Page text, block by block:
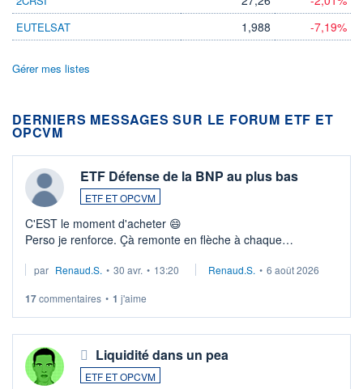
EUTELSAT 1,988 -7,19%
Gérer mes listes
DERNIERS MESSAGES SUR LE FORUM ETF ET
OPCVM
ETF Défense de la BNP au plus bas
ETF ET OPCVM
C'EST le moment d'acheter 😄​
Perso je renforce. Çà remonte en flèche à chaque
Investissement long terme tip top pour sa retraite.
par Renaud.S. • 30 avr. • 13:20 Renaud.S. • 6 août 2026
17commentaires • 1 j'aime
Liquidité dans un pea
ETF ET OPCVM